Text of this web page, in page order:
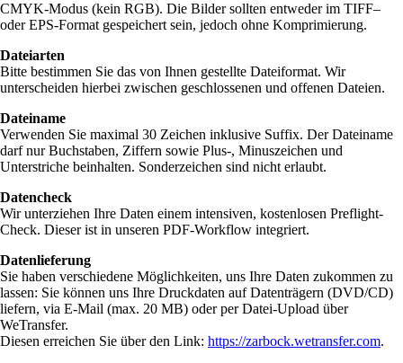
CMYK-Modus (kein RGB). Die Bilder sollten entweder im TIFF–
oderEPS-Format gespeichert sein, jedoch ohne Komprimierung.
Dateiarten
Bitte bestimmen Sie das von Ihnen gestellte Dateiformat. Wir
unterscheiden hierbei zwischen geschlossenen und offenen Dateien.
Dateiname
Verwenden Sie maximal 30 Zeichen inklusive Suffix. Der Dateiname
darf nur Buchstaben, Ziffern sowie Plus-, Minuszeichen und
Unterstriche beinhalten. Sonderzeichen sind nicht erlaubt.
Datencheck
Wir unterziehen Ihre Daten einem intensiven, kostenlosen Preflight-
Check. Dieser ist in unseren PDF-Workflow integriert.
Datenlieferung
Sie haben verschiedene Möglichkeiten, uns Ihre Daten zukommen zu
lassen: Sie können uns Ihre Druckdaten auf Daten­trägern (DVD/CD)
liefern, via E-Mail (max. 20 MB) oder per Datei-Upload über
WeTransfer.
Diesen erreichen Sie über den Link: https://zarbock.wetransfer.com.